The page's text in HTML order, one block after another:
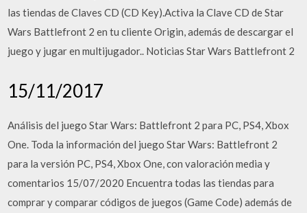
las tiendas de Claves CD (CD Key).Activa la Clave CD de Star
Wars Battlefront 2 en tu cliente Origin, además de descargar el
juego y jugar en multijugador.. Noticias Star Wars Battlefront 2
15/11/2017
Análisis del juego Star Wars: Battlefront 2 para PC, PS4, Xbox
One. Toda la información del juego Star Wars: Battlefront 2
para la versión PC, PS4, Xbox One, con valoración media y
comentarios 15/07/2020 Encuentra todas las tiendas para
comprar y comparar códigos de juegos (Game Code) además de